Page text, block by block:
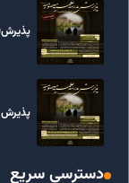
دسترسی سریع